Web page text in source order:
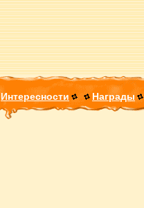
Интересности Награды